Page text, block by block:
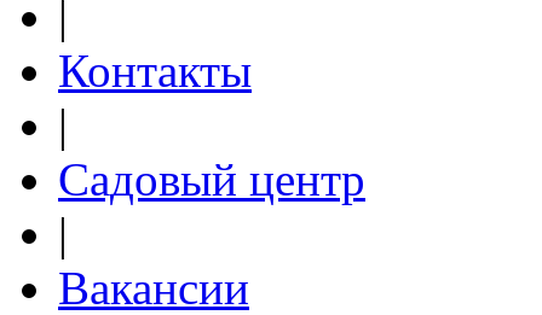
|
Контакты
|
Садовый центр
|
Вакансии